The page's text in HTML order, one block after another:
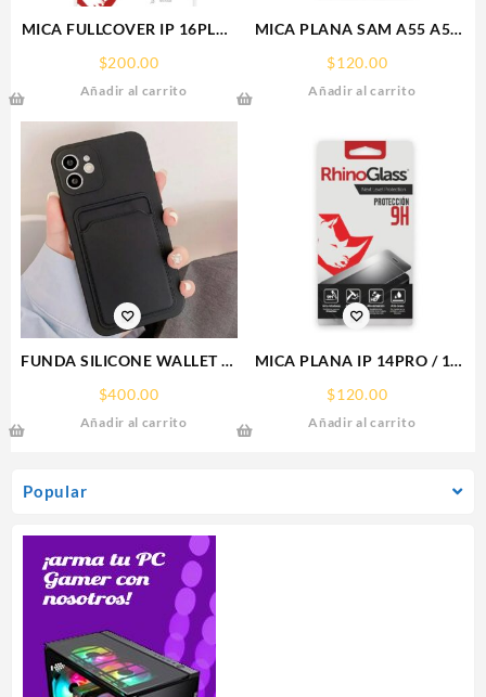
Popular
MICA FULLCOVER IP 16PLUS
$200.00
Añadir al carrito
MICA PLANA SAM A55 A56
$120.00
Añadir al carrito
FUNDA SILICONE WALLET IP
15 PLUS IPHONE CA
$400.00
Añadir al carrito
MICA PLANA IP 14PRO / 15
IPHONE 9H RHINOGLASS
$120.00
Añadir al carrito